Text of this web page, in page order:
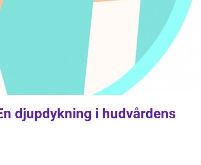
djupdykning i hudvårdens